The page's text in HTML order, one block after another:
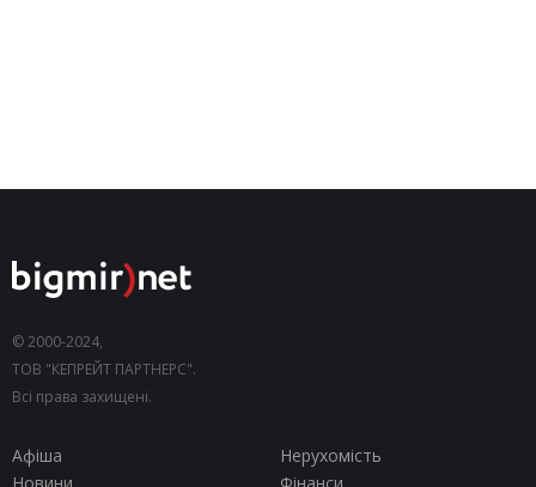
© 2000-2024,
ТОВ "КЕПРЕЙТ ПАРТНЕРС".
Всі права захищені.
Афіша
Нерухомість
Новини
Фінанси